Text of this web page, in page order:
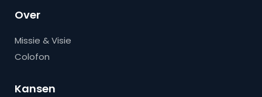
Over
Missie & Visie
Colofon
Kansen